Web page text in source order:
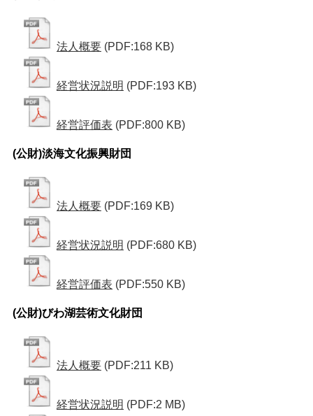
法人概要 (PDF:168 KB)
経営状況説明 (PDF:193 KB)
経営評価表 (PDF:800 KB)
(公財)淡海文化振興財団
法人概要 (PDF:169 KB)
経営状況説明 (PDF:680 KB)
経営評価表 (PDF:550 KB)
(公財)びわ湖芸術文化財団
法人概要 (PDF:211 KB)
経営状況説明 (PDF:2 MB)